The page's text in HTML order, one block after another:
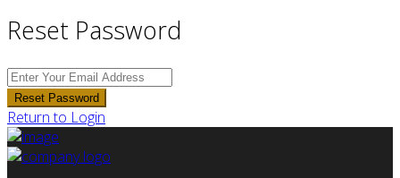
Reset Password
Reset Password
Return to Login